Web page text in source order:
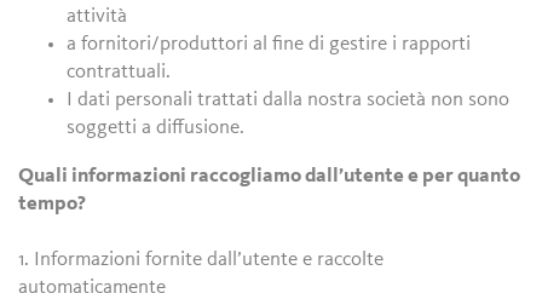
attività
a fornitori/produttori al fine di gestire i rapporti
contrattuali.
I dati personali trattati dalla nostra società non sono
soggetti a diffusione.
Quali informazioni raccogliamo dall’utente e per quanto
tempo?
1. Informazioni fornite dall’utente e raccolte
automaticamente